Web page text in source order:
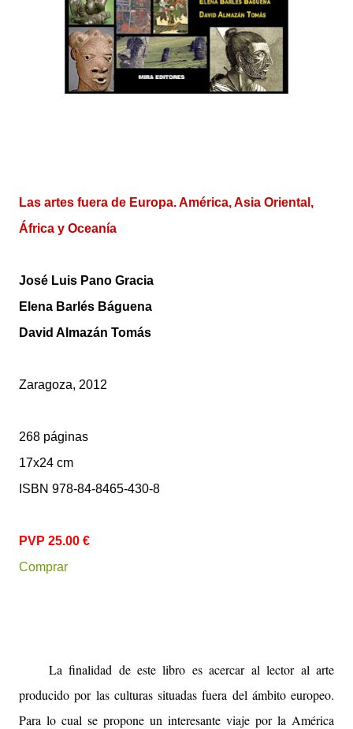
Las artes fuera de Europa. América, Asia Oriental,
África y Oceanía
José Luis Pano Gracia
Elena Barlés Báguena
David Almazán Tomás
Zaragoza, 2012
268 páginas
17x24 cm
ISBN 978-84-8465-430-8
PVP 25.00 €
Comprar
La finalidad de este libro es acercar al lector al arte
producido por las culturas situadas fuera del ámbito europeo.
Para lo cual se propone un interesante viaje por la América